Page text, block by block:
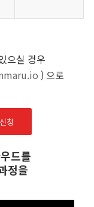
으실 경우
) 으로
청
드를
정을